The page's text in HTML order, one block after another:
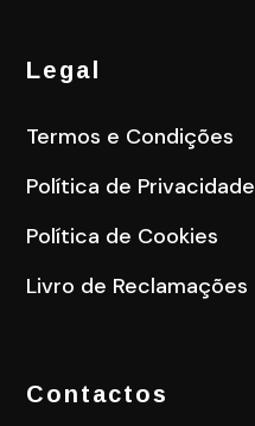
Legal
Termos e Condições
Política de Privacidade
Política de Cookies
Livro de Reclamações
Contactos